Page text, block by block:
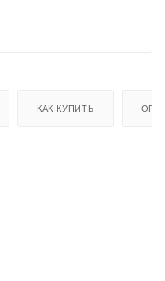
КАК КУПИТЬ